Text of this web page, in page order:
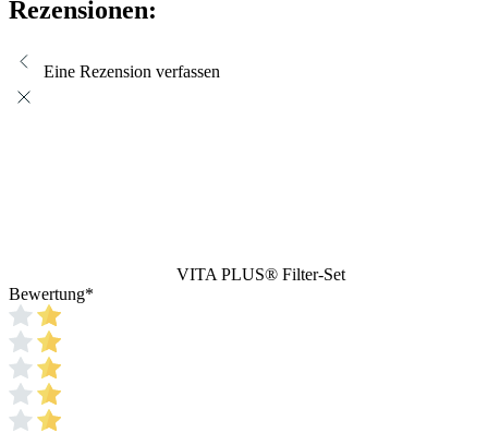
Rezensionen:
Eine Rezension verfassen
VITA PLUS® Filter-Set
Bewertung*